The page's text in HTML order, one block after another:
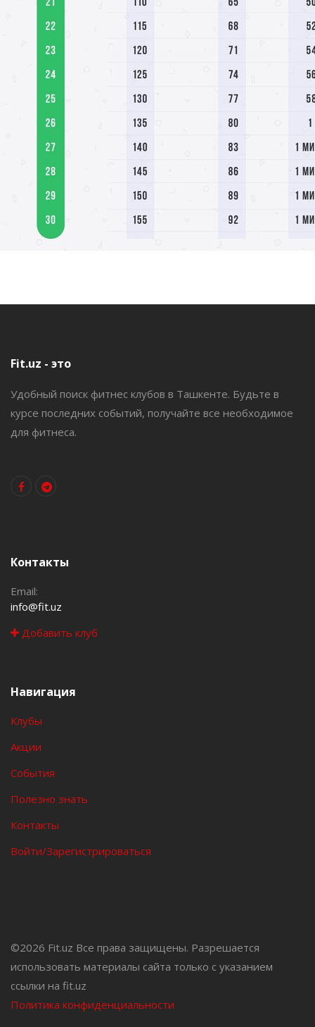
Fit.uz - это
Удобный поиск фитнес клубов в Ташкенте. Будьте в
курсе последних событий, получайте все необходимое
для фитнеса.
Контакты
Email:
info@fit.uz
Добавить клуб
Навигация
Клубы
Акции
События
Полезно знать
Контакты
Войти/Зарегистрироваться
©2026 Fit.uz Все права защищены. Разрешается
использовать материалы сайта только с указанием
ссылки на fit.uz
Политика конфиденциальности